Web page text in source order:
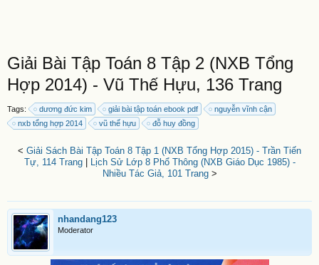
Giải Bài Tập Toán 8 Tập 2 (NXB Tổng
Hợp 2014) - Vũ Thế Hựu, 136 Trang
Tags: dương đức kim giải bài tập toán ebook pdf
nguyễn vĩnh cận
nxb tổng hợp 2014
vũ thế hựu đỗ huy đồng
< Giải Sách Bài Tập Toán 8 Tập 1 (NXB Tổng Hợp 2015) - Trần Tiến
Tự, 114 Trang|
Lịch Sử Lớp 8 Phổ Thông (NXB Giáo Dục 1985) -
Nhiều Tác Giả, 101 Trang>
nhandang123
Moderator